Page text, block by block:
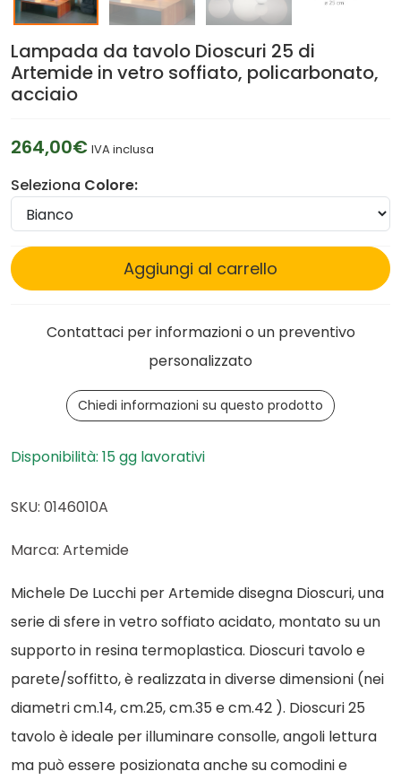
Lampada da tavolo Dioscuri 25 di
Artemide in vetro soffiato, policarbonato,
acciaio
264,00€ IVA inclusa
Seleziona Colore:
Aggiungi al carrello
Contattaci per informazioni o un preventivo
personalizzato
Chiedi informazioni su questo prodotto
Disponibilità: 15 gg lavorativi
SKU: 0146010A
Marca: Artemide
Michele De Lucchi per Artemide disegna Dioscuri, una
serie di sfere in vetro soffiato acidato, montato su un
supporto in resina termoplastica. Dioscuri tavolo e
parete/soffitto, è realizzata in diverse dimensioni (nei
diametri cm.14, cm.25, cm.35 e cm.42 ). Dioscuri 25
tavolo è ideale per illuminare consolle, angoli lettura
ma può essere posizionata anche su comodini e